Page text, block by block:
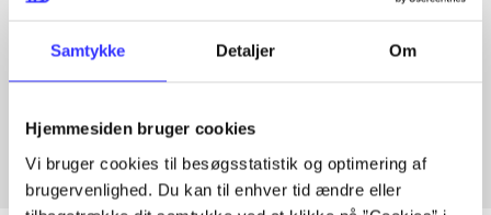
Samtykke Detaljer Om
Hjemmesiden bruger cookies
Vi bruger cookies til besøgsstatistik og optimering af
brugervenlighed. Du kan til enhver tid ændre eller
Artikler med samme emner